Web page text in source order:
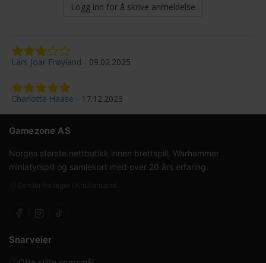
Logg inn for å skrive anmeldelse
Lars Joar Frøyland 09.02.2025
Charlotte Haase 17.12.2023
Gamezone AS
Norges største nettbutikk innen brettspill, Warhammer
miniatyrspill og samlekort med over 20 års erfaring.
Snarveier